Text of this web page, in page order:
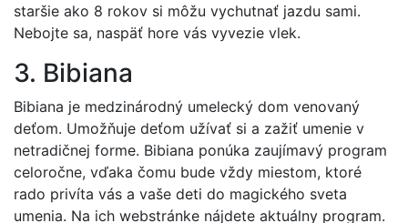
staršie ako 8 rokov si môžu vychutnať jazdu sami.
Nebojte sa, naspäť hore vás vyvezie vlek.
3. Bibiana
Bibiana je medzinárodný umelecký dom venovaný
deťom. Umožňuje deťom užívať si a zažiť umenie v
netradičnej forme. Bibiana ponúka zaujímavý program
celoročne, vďaka čomu bude vždy miestom, ktoré
rado privíta vás a vaše deti do magického sveta
umenia. Na ich webstránke nájdete aktuálny program.